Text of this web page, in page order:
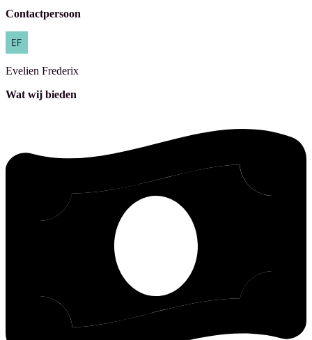
Contactpersoon
Evelien Frederix
Wat wij bieden